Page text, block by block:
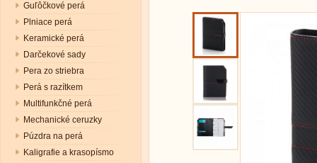
Guľôčkové perá
Plniace perá
Keramické perá
Darčekové sady
Pera zo striebra
Perá s razítkem
Multifunkčné perá
Mechanické ceruzky
Púzdra na perá
Kaligrafie a krasopísmo